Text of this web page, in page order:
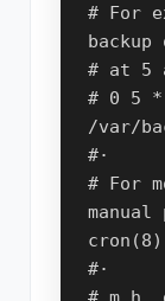
# For
# at 5
# 0 5
/var/
#·
# For
cron(8)
#·